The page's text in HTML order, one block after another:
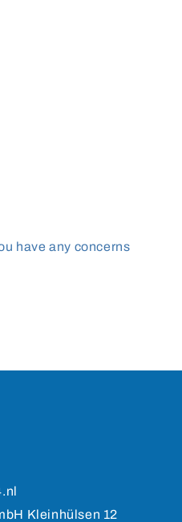
have any concerns
Kleinhülsen 12